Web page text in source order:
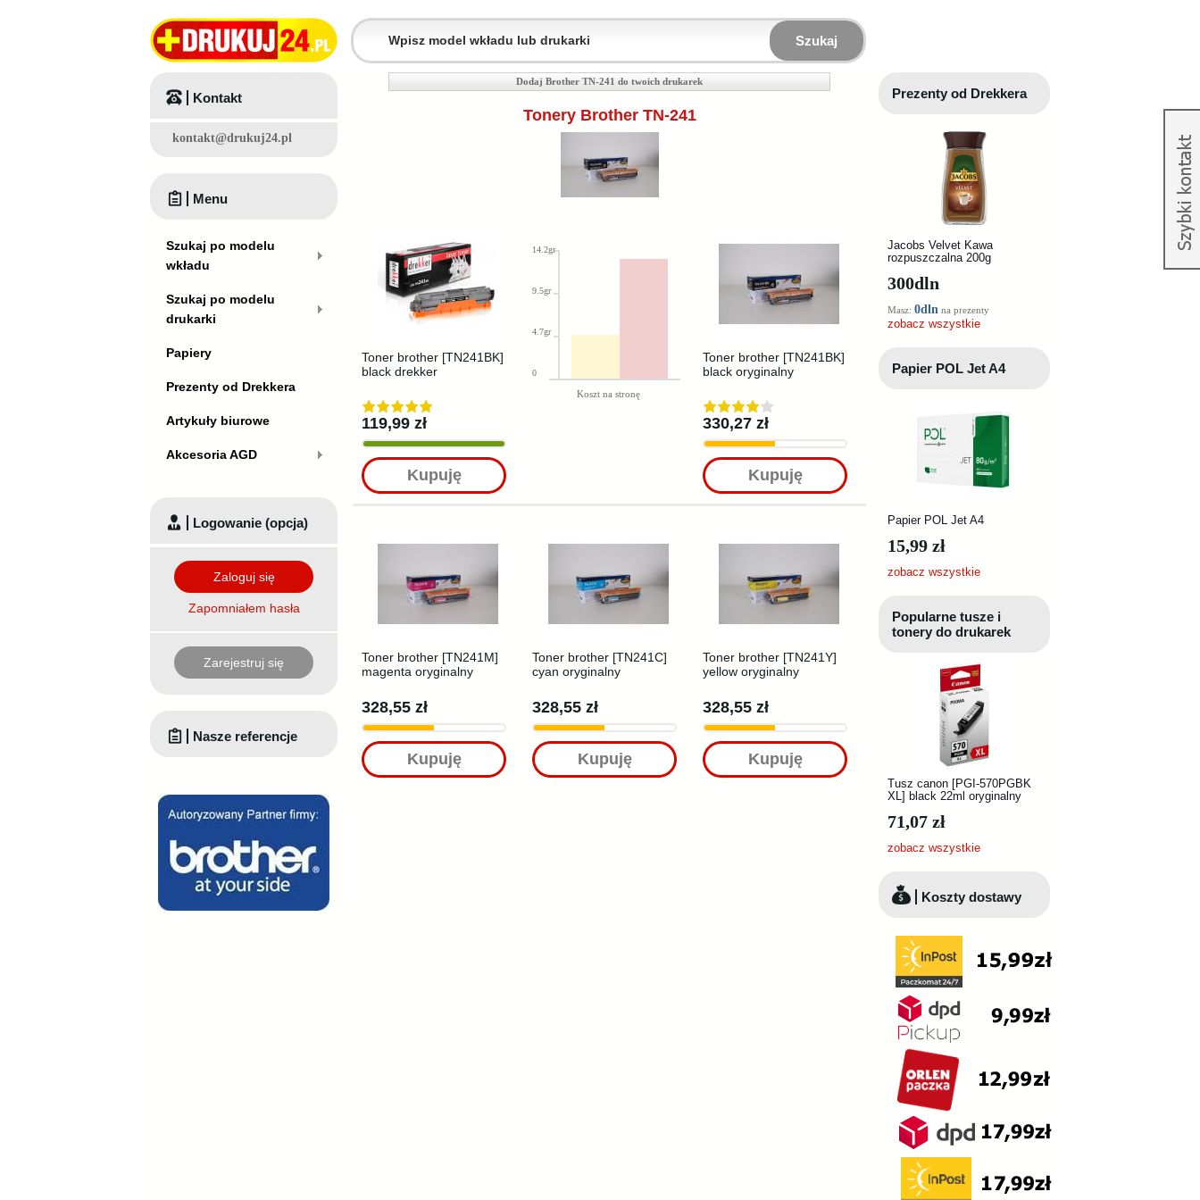
Szukaj
Dodaj Brother TN-241 do twoich drukarek
Tonery Brother TN-241
Toner brother [TN241BK]
black drekker
119,99 zł
Kupuję
14.2gr
9.5gr
4.7gr
0
Koszt na stronę
Toner brother [TN241BK]
black oryginalny
330,27 zł
Kupuję
Toner brother [TN241M]
magenta oryginalny
328,55 zł
Kupuję
Toner brother [TN241C]
cyan oryginalny
328,55 zł
Kupuję
Toner brother [TN241Y]
yellow oryginalny
328,55 zł
Kupuję
Kontakt
kontakt@drukuj24.pl
Menu
Szukaj po modelu
wkładu
Szukaj po modelu
drukarki
Papiery
Prezenty od Drekkera
Artykuły biurowe
Akcesoria AGD
Logowanie (opcja)
Zaloguj się
Zapomniałem hasła
Zarejestruj się
Nasze referencje
Prezenty od Drekkera
Jacobs Velvet Kawa
rozpuszczalna 200g
300dln
Masz: 0dln na prezenty
zobacz wszystkie
Papier POL Jet A4
Papier POL Jet A4
15,99 zł
zobacz wszystkie
Popularne tusze i
tonery do drukarek
Tusz canon [PGI-570PGBK
XL] black 22ml oryginalny
71,07 zł
zobacz wszystkie
Koszty dostawy